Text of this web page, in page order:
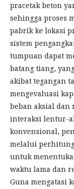
pracetak beton
sehingga proses
pabrik ke lokasi
sistem
tumpuan dapat
batang tiang,
akibat tegangan
mengevaluasi
beban aksial dan
interaksi lentur-
konvensional,
melalui
untuk
waktu lama dan
Guna mengatasi